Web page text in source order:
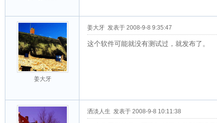
姜大牙
姜大牙 发表于 2008-9-8 9:35:47
这个软件可能就没有测试过，就发布了。
洒淡人生 发表于 2008-9-8 10:11:38